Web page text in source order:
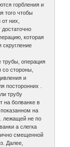
горбления и
того чтобы
них,
достаточно
которая
скругление
трубы, операция
со стороны,
и
посторонних .
трубу
на болванке в
на
лежащей не по
а слегка
смещенной
Далее,